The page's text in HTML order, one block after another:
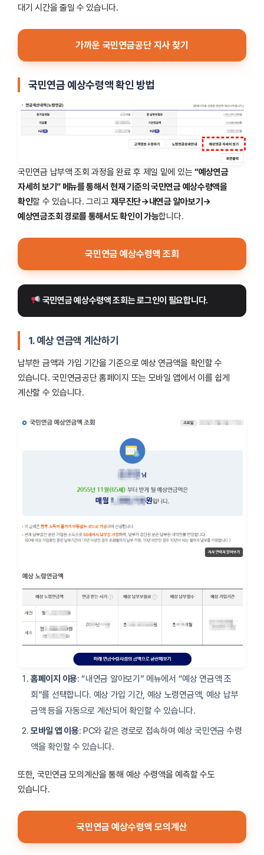
대기 시간을 줄일 수 있습니다.
가까운 국민연금공단 지사 찾기
국민연금 예상수령액 확인 방법
국민연금 납부액 조회 과정을 완료 후 제일 밑에 있는 “예상연금
자세히 보기” 메뉴를 통해서 현재 기준의 국민연금 예상수령액을
확인할 수 있습니다. 그리고재무진단→내연금 알아보기→
예상연금조회 경로를 통해서도 확인이 가능합니다.
국민연금 예상수령액 조회
국민연금 예상수령액 조회는 로그인이 필요합니다.
1. 예상 연금액 계산하기
납부한 금액과 가입 기간을 기준으로 예상 연금액을 확인할 수
있습니다. 국민연금공단 홈페이지 또는 모바일 앱에서 이를 쉽게
계산할 수 있습니다.
홈페이지 이용: “내연금 알아보기” 메뉴에서 “예상 연금액 조
회”를 선택합니다. 예상 가입 기간, 예상 노령연금액, 예상 납부
금액 등을 자동으로 계산되어 확인할 수 있습니다.
모바일 앱 이용: PC와 같은 경로로 접속하여 예상 국민연금 수령
액을 확인할 수 있습니다.
또한, 국민연금 모의계산을 통해 예상 수령액을 예측할 수도
있습니다.
국민연금 예상수령액 모의계산